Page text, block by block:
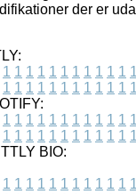
der er
1 1 1 1 1 1 1 1 1 1 1 1
1 1 1 1 1 1 1 1 1 1 1 1
1 1 1 1 1 1 1 1 1 1 1 1
1 1 1 1 1 1 1 1 1 1 1 1
BIO:
1 1 1 1 1 1 1 1 1 1 1 1